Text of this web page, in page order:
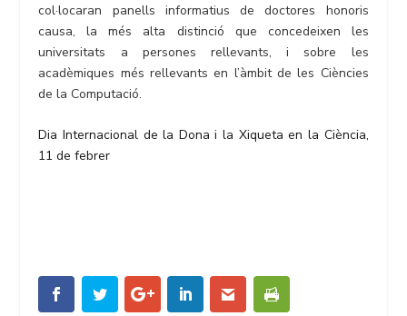
col·locaran panells informatius de doctores honoris
causa, la més alta distinció que concedeixen les
universitats a persones rellevants, i sobre les
acadèmiques més rellevants en l’àmbit de les Ciències
de la Computació.
Dia Internacional de la Dona i la Xiqueta en la Ciència,
11 de febrer